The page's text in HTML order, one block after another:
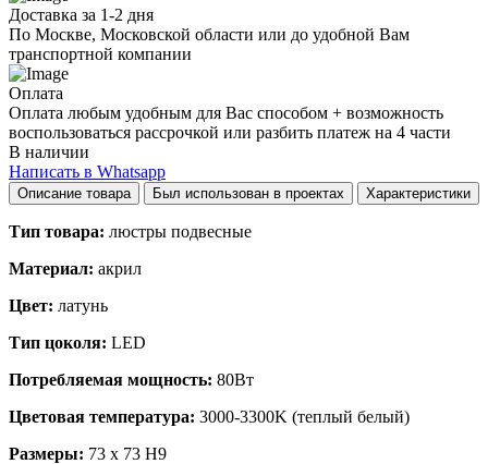
Доставка за 1-2 дня
По Москве, Московской области или до удобной Вам
транспортной компании
Оплата
Оплата любым удобным для Вас способом + возможность
воспользоваться рассрочкой или разбить платеж на 4 части
В наличии
Написать в Whatsapp
Описание товара Был использован в проектах Характеристики
Тип товара: люстры подвесные
Материал: акрил
Цвет: латунь
Тип цоколя: LED
Потребляемая мощность: 80Вт
Цветовая температура: 3000-3300K (теплый белый)
Размеры: 73 x 73 H9